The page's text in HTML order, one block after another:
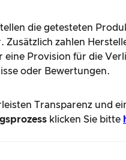
die getesteten
Zusätzlich zahlen
eine Provision für die
oder Bewertungen.
Transparenz und
klicken Sie bitte